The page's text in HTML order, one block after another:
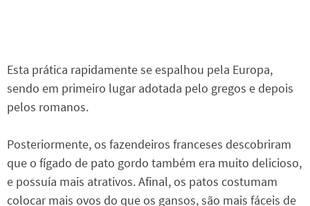
Esta prática rapidamente se espalhou pela Europa,
sendo em primeiro lugar adotada pelo gregos e depois
pelos romanos.
Posteriormente, os fazendeiros franceses descobriram
que o fígado de pato gordo também era muito delicioso,
e possuía mais atrativos. Afinal, os patos costumam
colocar mais ovos do que os gansos, são mais fáceis de